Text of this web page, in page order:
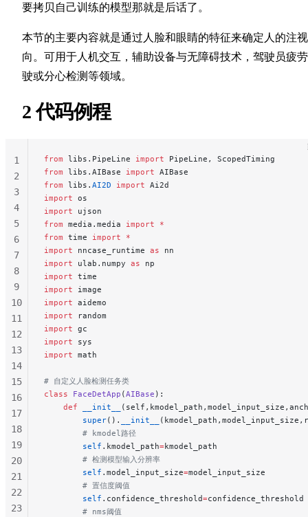
要拷贝自己训练的模型那就是后话了。
本节的主要内容就是通过人脸和眼睛的特征来确定人的注
向。可用于人机交互，辅助设备与无障碍技术，驾驶员疲
驶或分心检测等领域。
2 代码例程
from libs.PipeLine import PipeLine, ScopedTiming
from libs.AIBase import AIBase
from libs. AI2D import Ai2d
import os
import ujson
from media.media import *
from time import *
import nncase_runtime as nn
import ulab.numpy as np
import time
import image
import aidemo
import random
import gc
import sys
import math
# 自定义人脸检测任务类
class FaceDetApp (AIBase ):
    def
__init__
        super
(). __init__
        # kmodel路径
        self
.kmodel_path=kmodel_path
        # 检测模型输入分辨率
        self
.model_input_size=model_input_size
        # 置信度阈值
        self
.confidence_threshold=confidence_threshold
        # nms阈值
1
2
3
4
5
6
7
8
9
10
11
12
13
14
15
16
17
18
19
20
21
22
23